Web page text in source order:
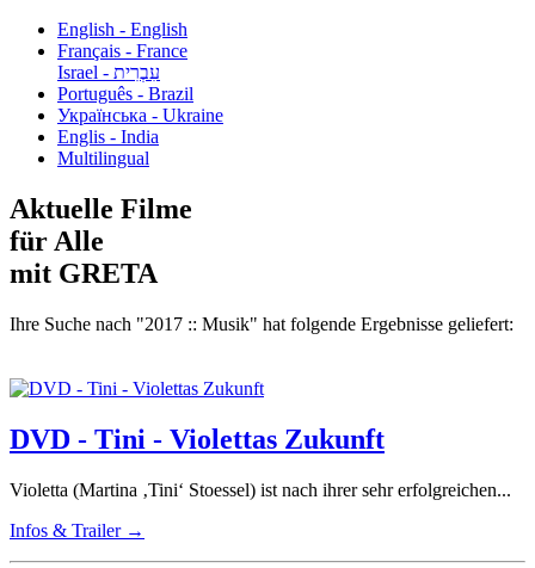
English - English
Français - France
עִבְרִית - Israel
Português - Brazil
Українська - Ukraine
Englis - India
Multilingual
Aktuelle Filme
für Alle
mit GRETA
Ihre Suche nach "2017 :: Musik" hat folgende Ergebnisse geliefert:
DVD - Tini - Violettas Zukunft
Violetta (Martina ‚Tini‘ Stoessel) ist nach ihrer sehr erfolgreichen...
Infos & Trailer →